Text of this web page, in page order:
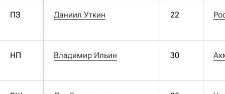
ПЗ Даниил Уткин 22
НП Владимир Ильин 30